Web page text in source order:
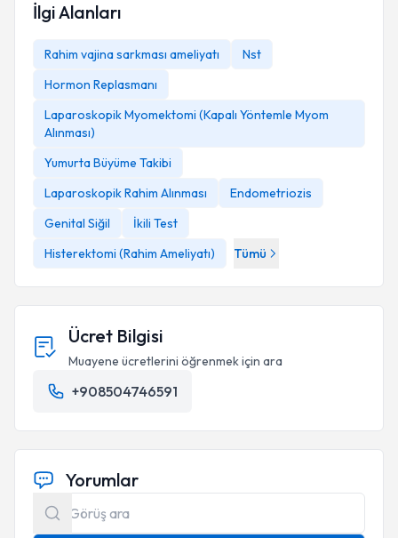
İlgi Alanları
Rahim vajina sarkması ameliyatı
Nst
Hormon Replasmanı
Laparoskopik Myomektomi (Kapalı Yöntemle Myom
Alınması)
Yumurta Büyüme Takibi
Laparoskopik Rahim Alınması
Endometriozis
Genital Siğil
İkili Test
Histerektomi (Rahim Ameliyatı)
Tümü
Ücret Bilgisi
Muayene ücretlerini öğrenmek için ara
+908504746591
Yorumlar